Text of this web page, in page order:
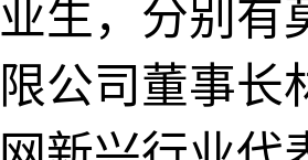
业生，分别有
限公司董事长